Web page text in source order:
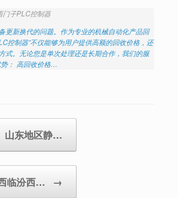
门子PLC控制器
更新换代的问题。作为专业的机械自动化产品回
控制器”不仅能够为用户提供高额的回收价格，还
式。无论您是单次处理还是长期合作，我们的服
： 高回收价格…
山东地区静…
临汾西… →